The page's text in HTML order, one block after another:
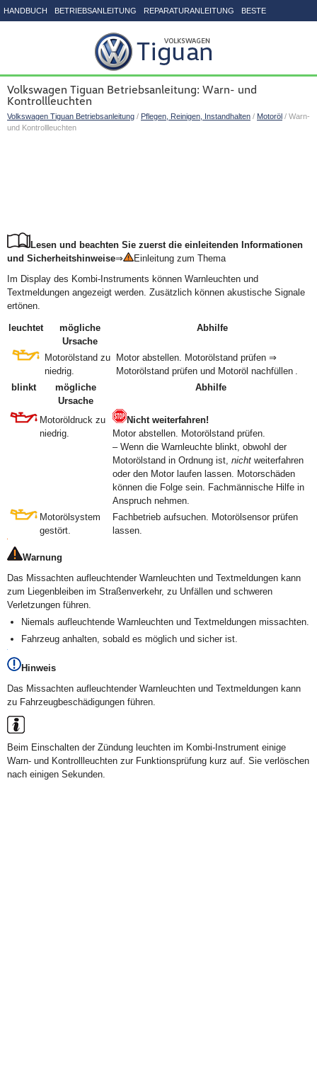
HANDBUCH BETRIEBSANLEITUNG REPARATURANLEITUNG BESTE
Volkswagen Tiguan Betriebsanleitung: Warn- und
Kontrollleuchten
Volkswagen Tiguan Betriebsanleitung / Pflegen, Reinigen, Instandhalten / Motoröl / Warn-
und Kontrollleuchten
Lesen und beachten Sie zuerst die einleitenden Informationen
und Sicherheitshinweise⇒
Einleitung zum Thema
Im Display des Kombi-Instruments können Warnleuchten und
Textmeldungen angezeigt werden. Zusätzlich können akustische Signale
ertönen.
leuchtet
mögliche
Ursache
Abhilfe
Motorölstand zu
niedrig.
Motor abstellen. Motorölstand prüfen ⇒
Motorölstand prüfen und Motoröl nachfüllen .
blinkt
mögliche
Ursache
Abhilfe
Motoröldruck zu
niedrig.
Nicht weiterfahren!
Motor abstellen. Motorölstand prüfen.
– Wenn die Warnleuchte blinkt, obwohl der
Motorölstand in Ordnung ist, nicht weiterfahren
oder den Motor laufen lassen. Motorschäden
können die Folge sein. Fachmännische Hilfe in
Anspruch nehmen.
Motorölsystem
gestört.
Fachbetrieb aufsuchen. Motorölsensor prüfen
lassen.
Warnung
Das Missachten aufleuchtender Warnleuchten und Textmeldungen kann
zum Liegenbleiben im Straßenverkehr, zu Unfällen und schweren
Verletzungen führen.
Niemals aufleuchtende Warnleuchten und Textmeldungen missachten.
Fahrzeug anhalten, sobald es möglich und sicher ist.
Hinweis
Das Missachten aufleuchtender Warnleuchten und Textmeldungen kann
zu Fahrzeugbeschädigungen führen.
Beim Einschalten der Zündung leuchten im Kombi-Instrument einige
Warn- und Kontrollleuchten zur Funktionsprüfung kurz auf. Sie verlöschen
nach einigen Sekunden.